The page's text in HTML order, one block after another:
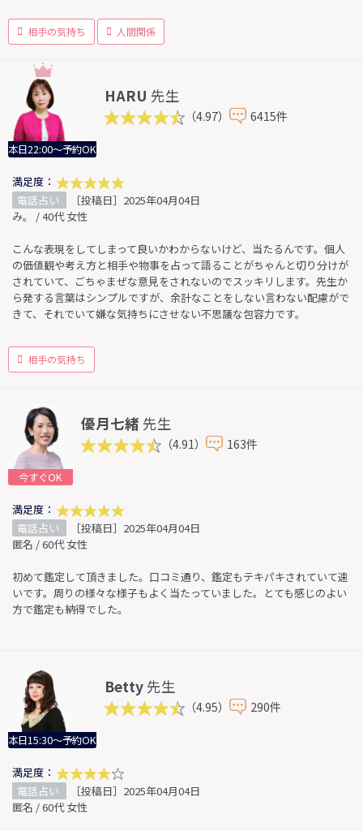
相手の気持ち 人間関係
本日22:00～予約OK
HARU 先生
（4.97） 6415件
満足度：
電話占い
［投稿日］2025年04月04日
み。 / 40代 女性
こんな表現をしてしまって良いかわからないけど、当たるんです。個人
の価値観や考え方と相手や物事を占って語ることがちゃんと切り分けが
されていて、ごちゃまぜな意見をされないのでスッキリします。先生か
ら発する言葉はシンプルですが、余計なことをしない言わない配慮がで
きて、それでいて嫌な気持ちにさせない不思議な包容力です。
相手の気持ち
今すぐOK
優月七緒 先生
（4.91） 163件
満足度：
電話占い
［投稿日］2025年04月04日
匿名 / 60代 女性
初めて鑑定して頂きました。口コミ通り、鑑定もテキパキされていて速
いです。周りの様々な様子もよく当たっていました。とても感じのよい
方で鑑定も納得でした。
本日15:30～予約OK
Betty 先生
（4.95） 290件
満足度：
電話占い
［投稿日］2025年04月04日
匿名 / 60代 女性